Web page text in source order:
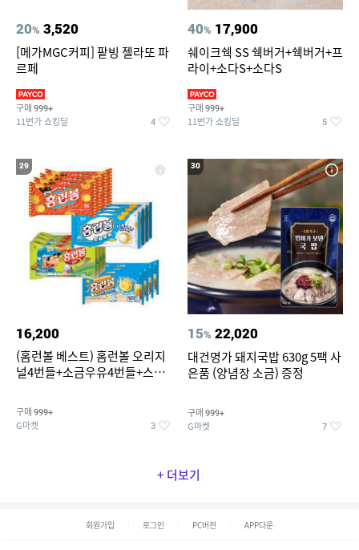
20% 3,520
[메가MGC커피] 팥빙 젤라또 파
르페
구매 999+
11번가 쇼킹딜 4
40% 17,900
쉐이크쉑 SS 쉑버거+쉑버거+프
라이+소다S+소다S
구매 999+
11번가 쇼킹딜 5
29
16,200
(홈런볼 베스트) 홈런볼 오리지
널4번들+소금우유4번들+스윗
콘맛4번들
구매 999+
G마켓 3
30
15% 22,020
대건명가 돼지국밥 630g 5팩 사
은품 (양념장 소금) 증정
구매 999+
G마켓 7
+ 더보기
회원가입 로그인 PC버전 APP다운